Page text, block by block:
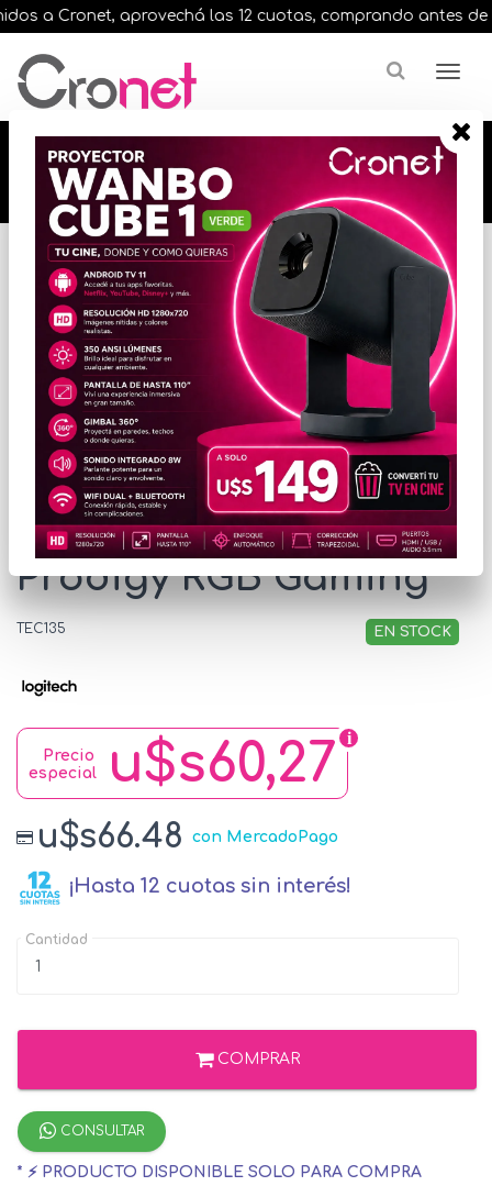
a Cronet, aprovechá las 12 cuotas, comprando antes de
🔥🔥🔥 12 cuotas, en todos nuestros artículos,
comprando antes de las 13 hrs. envíos en el
día 🔥🔥🔥
Inicio
VARIOS INFORMATICA
TECLADOS Y MOUSE
* Las imágenes se exhiben con fines ilustrativos.
Teclado Logitech G213
Prodigy RGB Gaming
TEC135 EN STOCK
u$s60,27
Precio
especial
u$s66.48 con MercadoPago
¡Hasta 12 cuotas sin interés!
Cantidad
COMPRAR
CONSULTAR
* ⚡ PRODUCTO DISPONIBLE SOLO PARA COMPRA